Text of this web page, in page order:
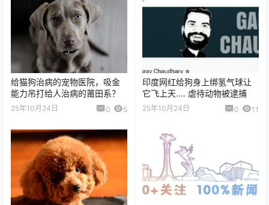
给猫狗治病的宠物医院，吸金
能力吊打给人治病的莆田系？
25年10月24日 0 5
印度网红给狗身上绑氢气球让
它飞上天.... 虐待动物被逮捕
25年10月24日 0 11